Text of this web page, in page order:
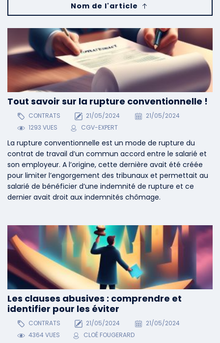
Nom de l'article
Les clauses abusives : comprendre et
identifier pour les éviter
CONTRATS 21/05/2024
21/05/2024
4364 VUES
CLOÉ FOUGERARD
Tout savoir sur la rupture conventionnelle !
CONTRATS 21/05/2024
21/05/2024
1293 VUES
CGV-EXPERT
La rupture conventionnelle est un mode de rupture du
contrat de travail d’un commun accord entre le salarié et
son employeur. A l’origine, cette dernière avait été créée
pour limiter l’engorgement des tribunaux et permettait au
salarié de bénéficier d’une indemnité de rupture et ce
dernier avait droit aux indemnités chômage.